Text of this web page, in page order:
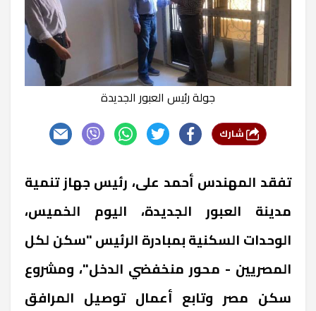
جولة رئيس العبور الجديدة
تفقد المهندس أحمد على، رئيس جهاز تنمية
مدينة العبور الجديدة، اليوم الخميس،
الوحدات السكنية بمبادرة الرئيس "سكن لكل
المصريين - محور منخفضي الدخل"، ومشروع
سكن مصر وتابع أعمال توصيل المرافق